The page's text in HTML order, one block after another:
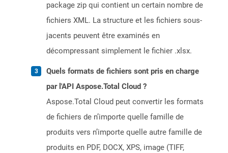
package zip qui contient un certain nombre de
fichiers XML. La structure et les fichiers sous-
jacents peuvent être examinés en
décompressant simplement le fichier .xlsx.
Quels formats de fichiers sont pris en charge
par l'API Aspose.Total Cloud ?
Aspose.Total Cloud peut convertir les formats
de fichiers de n’importe quelle famille de
produits vers n’importe quelle autre famille de
produits en PDF, DOCX, XPS, image (TIFF,